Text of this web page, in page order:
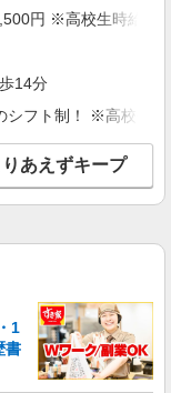
細を見る
チン
変
町2-8
客・調理・清掃な
5:00：時給1,438円 ※
円 ※高校生時給
14分
シフト制！ ※高校生
りあえずキープ
1
書